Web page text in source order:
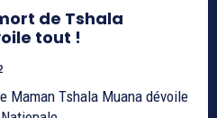
de Tshala
tout !
Maman Tshala Muana dévoile